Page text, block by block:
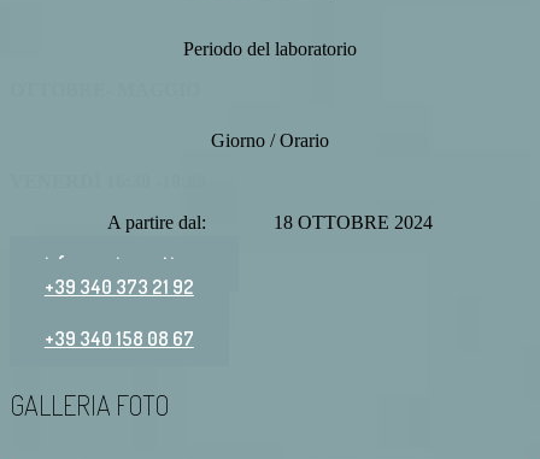
Periodo del laboratorio
Giorno / Orario
A partire dal: 18 OTTOBRE 2024
info@vocierranti.org
+39 340 373 21 92
+39 340 158 08 67
GALLERIA FOTO